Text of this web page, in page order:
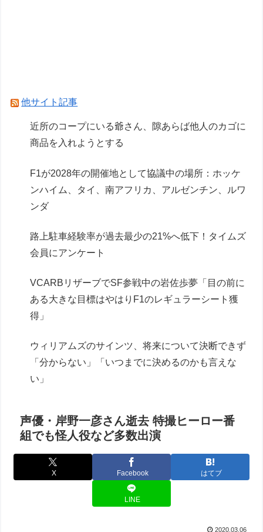
Powered by livedoor 相互RSS
他サイト記事
近所のコープにいる爺さん、隙あらば他人のカゴに
商品を入れようとする
F1が2028年の開催地として協議中の場所：ホッケ
ンハイム、タイ、南アフリカ、アルゼンチン、ルワ
ンダ
路上駐車経験率が過去最少の21%へ低下！タイムズ
会員にアンケート
VCARBリザーブでSF参戦中の岩佐歩夢「目の前に
ある大きな目標はやはりF1のレギュラーシート獲
得」
ウィリアムズのサインツ、将来について決断できず
「分からない」「いつまでに決めるのかも言えな
い」
声優・岸野一彦さん逝去 特撮ヒーロー番
組でも怪人役など多数出演
X Facebook はてブ
LINE
2020.03.06